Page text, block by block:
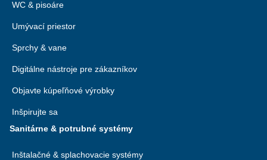
WC & pisoáre
Umývací priestor
Sprchy & vane
Digitálne nástroje pre zákazníkov
Objavte kúpeľňové výrobky
Inšpirujte sa
Sanitárne & potrubné systémy
Inštalačné & splachovacie systémy